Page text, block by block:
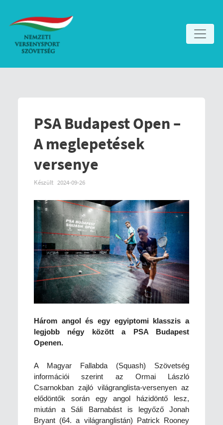
PSA Budapest Open –
A meglepetések
versenye
Készült 2024-09-26
Három angol és egy egyiptomi klasszis a
legjobb négy között a PSA Budapest
Openen.
A Magyar Fallabda (Squash) Szövetség
információi szerint az Ormai László
Csarnokban zajló világranglista-versenyen az
elődöntők során egy angol házidöntő lesz,
miután a Sáli Barnabást is legyőző Jonah
Bryant (64. a világranglistán) Patrick Rooney